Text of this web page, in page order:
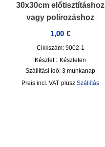
30x30cm előtisztításhoz
vagy polírozáshoz
1,00 €
Cikkszám: 9002-1
Készlet : Készleten
Szállítási idő: 3 munkanap
incl. VAT plusz Szállítás